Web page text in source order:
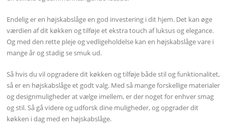
Endelig er en højskabslåge en god investering i dit hjem. Det kan øge
værdien af dit køkken og tilføje et ekstra touch af luksus og elegance.
Og med den rette pleje og vedligeholdelse kan en højskabslåge vare i
mange år og stadig se smuk ud.
Så hvis du vil opgradere dit køkken og tilføje både stil og funktionalitet,
så er en højskabslåge et godt valg. Med så mange forskellige materialer
og designmuligheder at vælge imellem, er der noget for enhver smag
og stil. Så gå videre og udforsk dine muligheder, og opgrader dit
køkken i dag med en højskabslåge.